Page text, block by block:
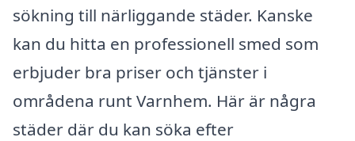
sökning till närliggande städer. Kanske
kan du hitta en professionell smed som
erbjuder bra priser och tjänster i
områdena runt Varnhem. Här är några
städer där du kan söka efter